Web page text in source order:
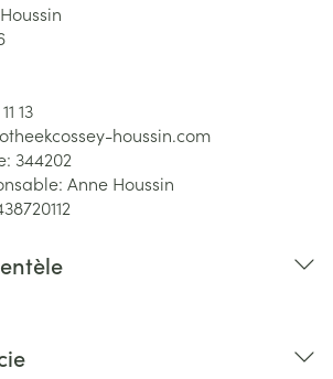
13
houssin.com
344202
Anne Houssin